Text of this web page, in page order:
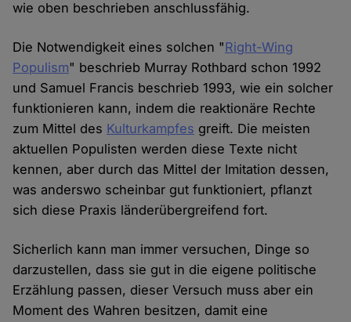
wie oben beschrieben anschlussfähig.
Die Notwendigkeit eines solchen "Right-Wing
Populism" beschrieb Murray Rothbard schon 1992
und Samuel Francis beschrieb 1993, wie ein solcher
funktionieren kann, indem die reaktionäre Rechte
zum Mittel des Kulturkampfes greift. Die meisten
aktuellen Populisten werden diese Texte nicht
kennen, aber durch das Mittel der Imitation dessen,
was anderswo scheinbar gut funktioniert, pflanzt
sich diese Praxis länderübergreifend fort.
Sicherlich kann man immer versuchen, Dinge so
darzustellen, dass sie gut in die eigene politische
Erzählung passen, dieser Versuch muss aber ein
Moment des Wahren besitzen, damit eine